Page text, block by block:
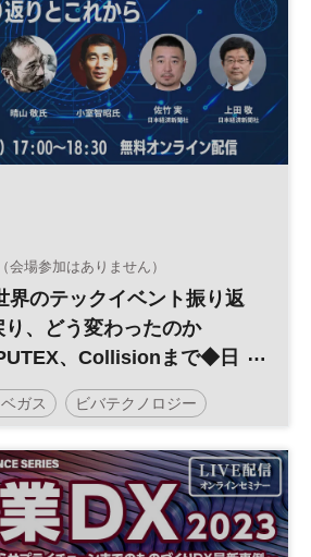
会場参加はありません）
界のテックイベント振り返
、どう変わったのか
、Collisionまで◆日
ン・ミートアップ◆
ガス ビバテクノロジー
成AI SXSW
・ミートアップ イノベーション
ォーメーション 人工知能 投資